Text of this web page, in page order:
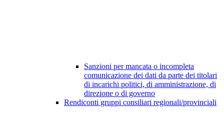
Sanzioni per mancata o incompleta
comunicazione dei dati da parte dei titolari
di incarichi politici, di amministrazione, di
direzione o di governo
Rendiconti gruppi consiliari regionali/provinciali